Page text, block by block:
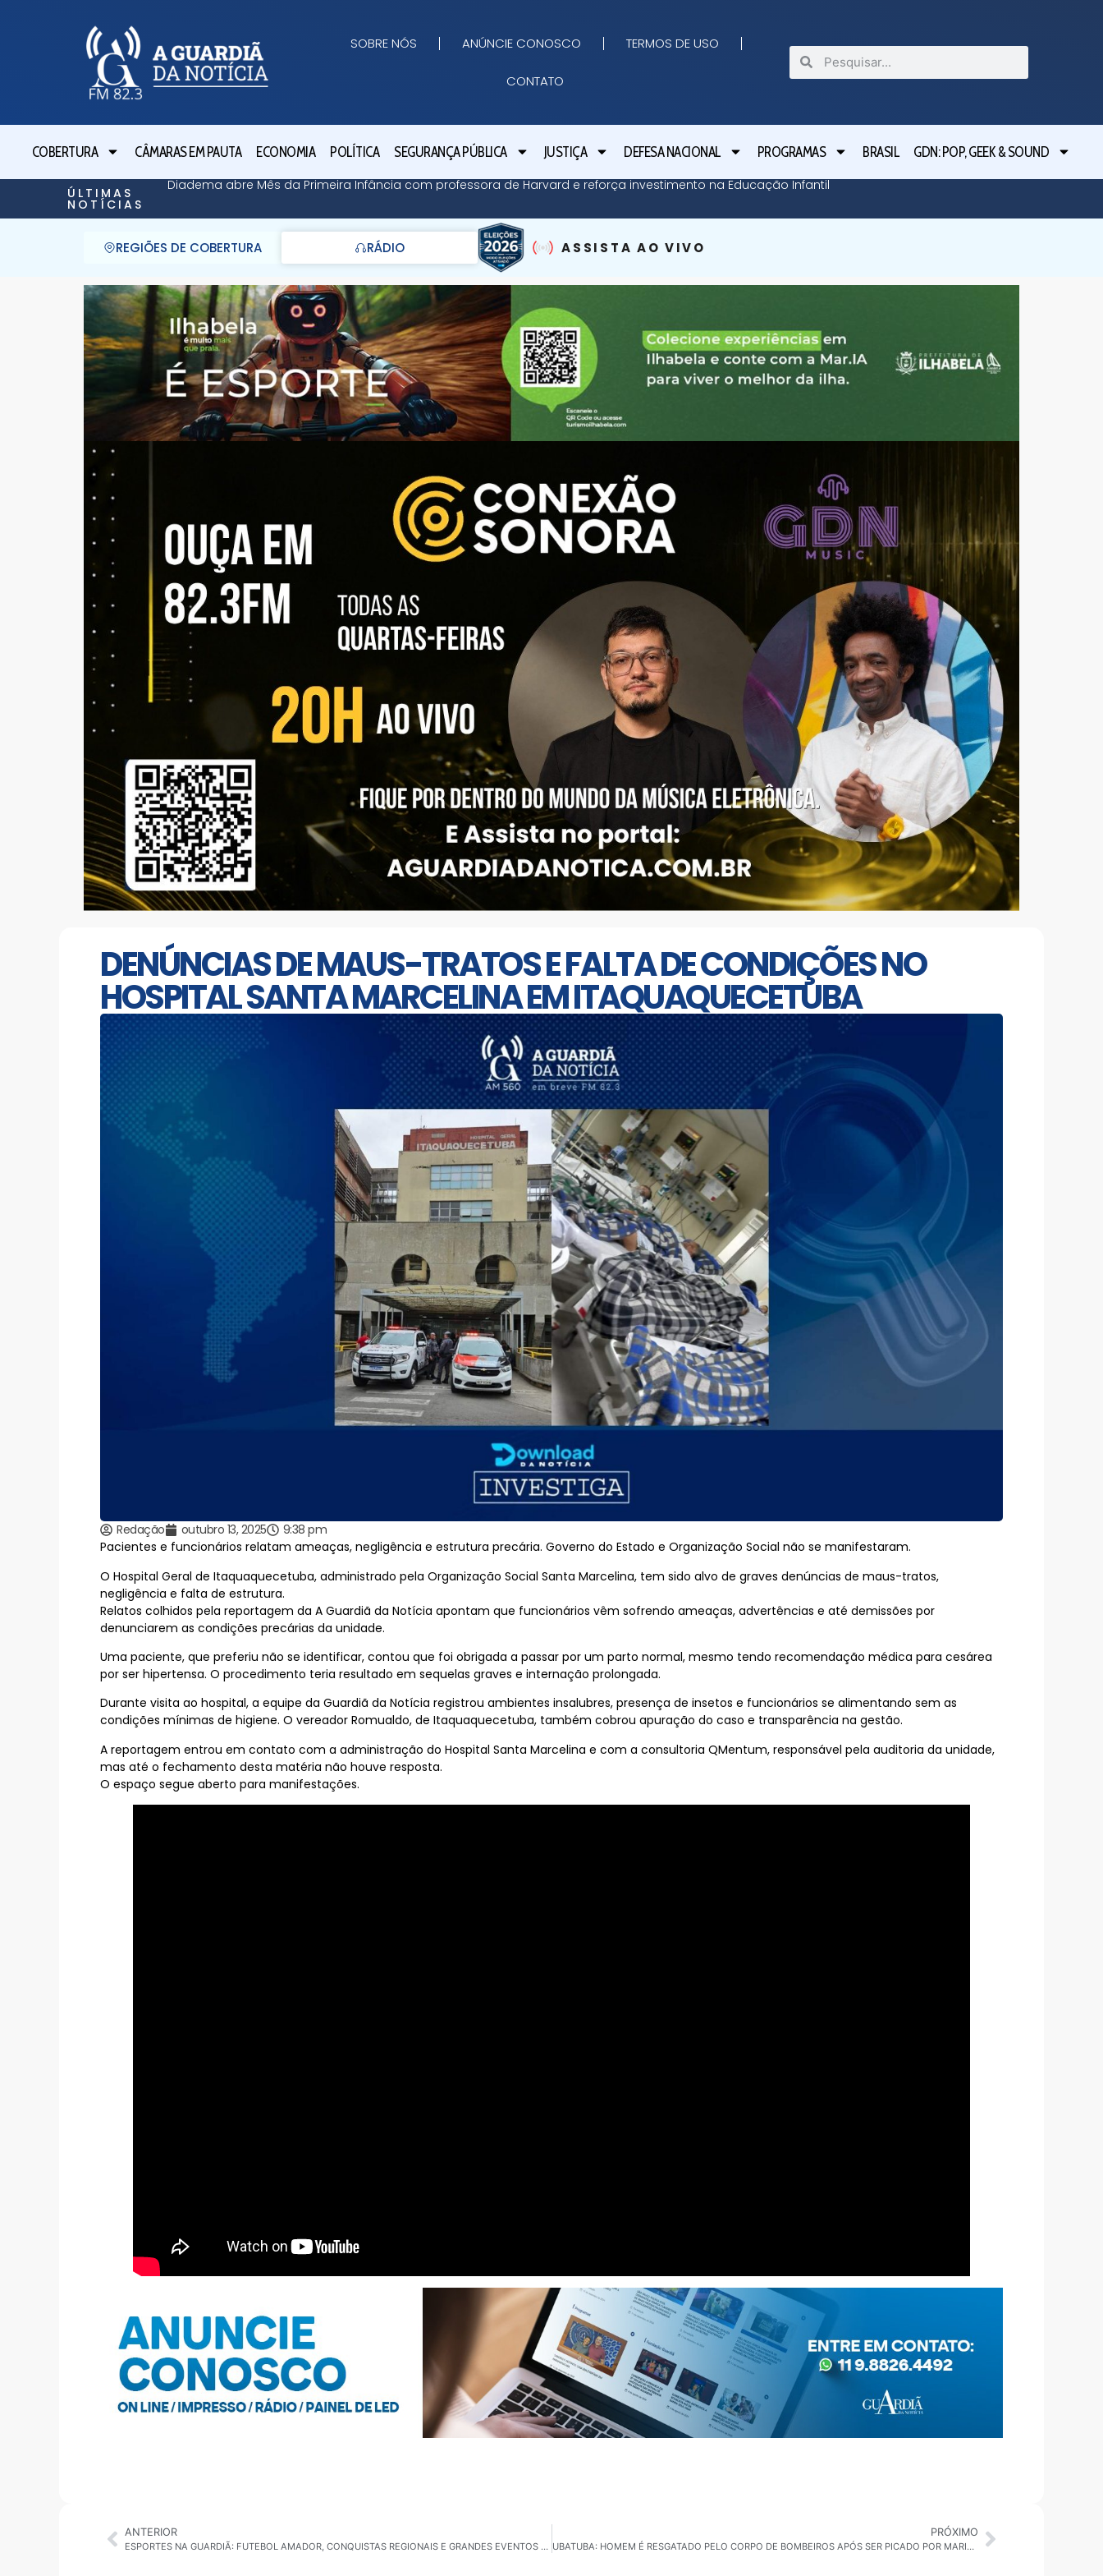
SOBRE NÓS ANÚNCIE CONOSCO TERMOS DE USO
CONTATO
COBERTURA CÂMARAS EM PAUTA ECONOMIA POLÍTICA SEGURANÇA PÚBLICA JUSTIÇA DEFESA NACIONAL PROGRAMAS BRASIL GDN: POP, GEEK & SOUND
ÚLTIMAS
NOTÍCIAS
Diadema abre Mês da Primeira Infância com professora de Harvard e reforça investimento na Educação Infantil
REGIÕES DE COBERTURA RÁDIO ASSISTA AO VIVO
DENÚNCIAS DE MAUS-TRATOS E FALTA DE CONDIÇÕES NO
HOSPITAL SANTA MARCELINA EM ITAQUAQUECETUBA
Redação outubro 13, 2025
9:38 pm
Pacientes e funcionários relatam ameaças, negligência e estrutura precária. Governo do Estado e Organização Social não se manifestaram.
O Hospital Geral de Itaquaquecetuba, administrado pela Organização Social Santa Marcelina, tem sido alvo de graves denúncias de maus-tratos,
negligência e falta de estrutura.
Relatos colhidos pela reportagem da A Guardiã da Notícia apontam que funcionários vêm sofrendo ameaças, advertências e até demissões por
denunciarem as condições precárias da unidade.
Uma paciente, que preferiu não se identificar, contou que foi obrigada a passar por um parto normal, mesmo tendo recomendação médica para cesárea
por ser hipertensa. O procedimento teria resultado em sequelas graves e internação prolongada.
Durante visita ao hospital, a equipe da Guardiã da Notícia registrou ambientes insalubres, presença de insetos e funcionários se alimentando sem as
condições mínimas de higiene. O vereador Romualdo, de Itaquaquecetuba, também cobrou apuração do caso e transparência na gestão.
A reportagem entrou em contato com a administração do Hospital Santa Marcelina e com a consultoria QMentum, responsável pela auditoria da unidade,
mas até o fechamento desta matéria não houve resposta.
O espaço segue aberto para manifestações.
ANTERIOR
ESPORTES NA GUARDIÃ: FUTEBOL AMADOR, CONQUISTAS REGIONAIS E GRANDES EVENTOS EM DESTAQUE
PRÓXIMO
UBATUBA: HOMEM É RESGATADO PELO CORPO DE BOMBEIROS APÓS SER PICADO POR MARIMBONDOS EM TELHADO